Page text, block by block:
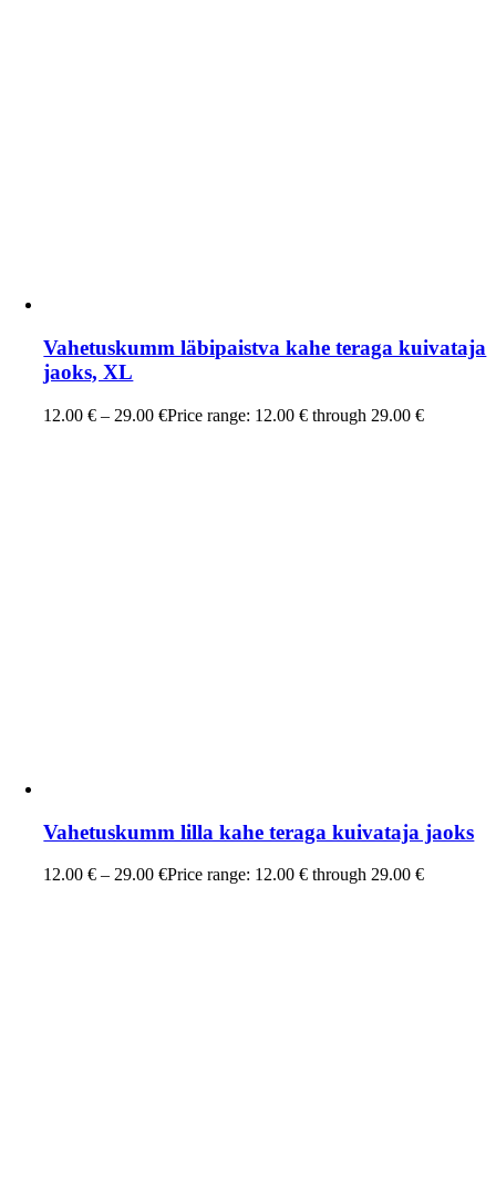
Vahetuskumm läbipaistva kahe teraga kuivataja
jaoks, XL
12.00€ – 29.00€Price range: 12.00 € through 29.00 €
Vahetuskumm lilla kahe teraga kuivataja jaoks
12.00€ – 29.00€Price range: 12.00 € through 29.00 €